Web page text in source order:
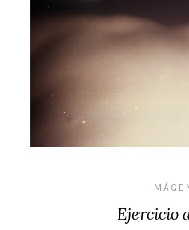
Ejercicio